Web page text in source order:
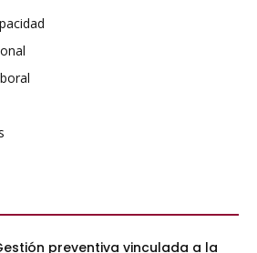
preventiva vinculada a la